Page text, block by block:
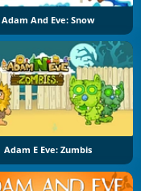
Adam And Eve: Snow
Adam E Eve: Zumbis